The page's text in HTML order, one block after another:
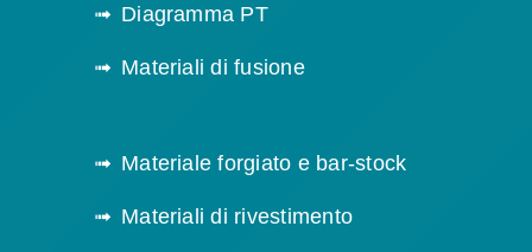
Diagramma PT
Materiali di fusione
Materiale forgiato e bar-stock
Materiali di rivestimento